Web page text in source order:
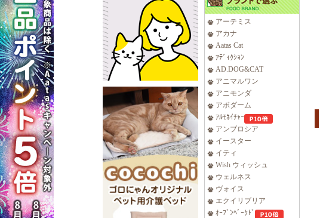
アーテミス
アカナ
Aatas Cat
ｱﾃﾞｨｸｼｮﾝ
AD.DOG&CAT
アニマルワン
アニモンダ
アボダーム
ｱﾙﾓﾈｲﾁｬｰ
アンブロシア
イースター
イティ
Wish ウィッシュ
ウェルネス
ヴォイス
エクイリブリア
ｵｰﾌﾞﾝﾍﾞｰｸﾄﾞ